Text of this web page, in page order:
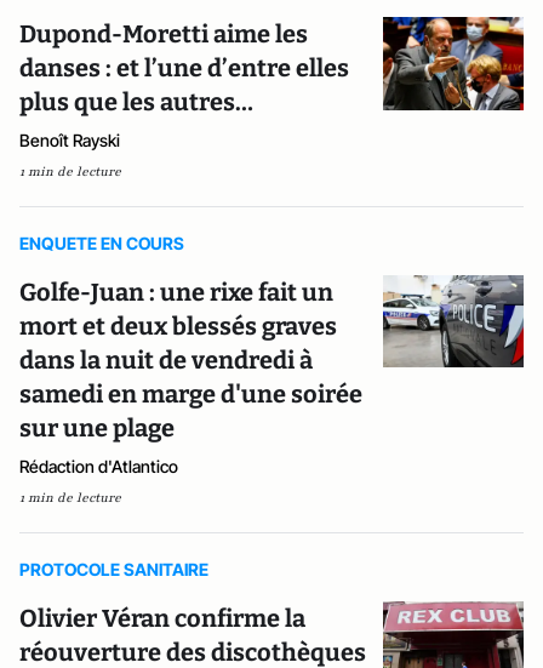
Dupond-Moretti aime les
danses : et l’une d’entre elles
plus que les autres…
Benoît Rayski
1 min de lecture
ENQUETE EN COURS
Golfe-Juan : une rixe fait un
mort et deux blessés graves
dans la nuit de vendredi à
samedi en marge d'une soirée
sur une plage
Rédaction d'Atlantico
1 min de lecture
PROTOCOLE SANITAIRE
Olivier Véran confirme la
réouverture des discothèques